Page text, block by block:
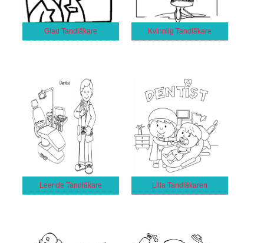
Glad Tandläkare Kvinnlig Tandläkare
Leende Tandläkare Lilla Tandläkaren